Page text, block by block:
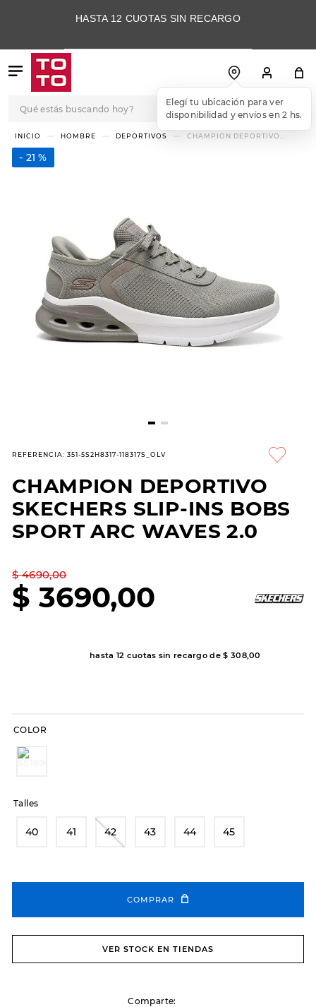
HASTA 12 CUOTAS SIN RECARGO
Elegí tu ubicación para ver
disponibilidad y envíos en 2 hs.
HOMBRE DEPORTIVOS
CHAMPION DEPORTIVO
21 %
REFERENCIA: 351-5S2H8317-118317S_OLV
CHAMPION DEPORTIVO
SKECHERS SLIP-INS BOBS
SPORT ARC WAVES 2.0
$ 4690,00
$ 3690,00
hasta 12 cuotas sin recargo de$ 308,00
COLOR
Talles
40 41 42 43 44 45
COMPRAR
VER STOCK EN TIENDAS
Comparte
TÉRMINOS MÁS
4
5.
botas mujer
6.
americansport
7.
sandalias
8.
hitec